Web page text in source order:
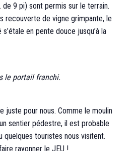
de 9 pi) sont permis sur le terrain.
recouverte de vigne grimpante, le
en pente douce jusqu’à la
le portail franchi.
juste pour nous. Comme le moulin
sentier pédestre, il est probable
quelques touristes nous visitent.
rayonner le JEU !